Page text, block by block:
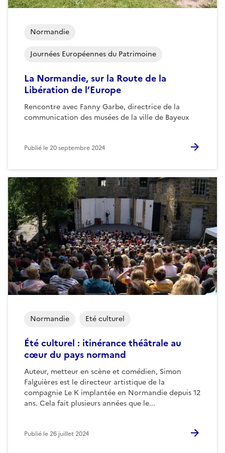
La Normandie, sur la Route de la
Libération de l’Europe
Rencontre avec Fanny Garbe, directrice de la
communication des musées de la ville de Bayeux
Normandie
Journées Européennes du Patrimoine
Publié le20 septembre 2024
Été culturel : itinérance théâtrale au
cœur du pays normand
Auteur, metteur en scène et comédien, Simon
Falguières est le directeur artistique de la
compagnie Le K implantée en Normandie depuis 12
ans. Cela fait plusieurs années que le...
Normandie Eté culturel
Publié le26 juillet 2024